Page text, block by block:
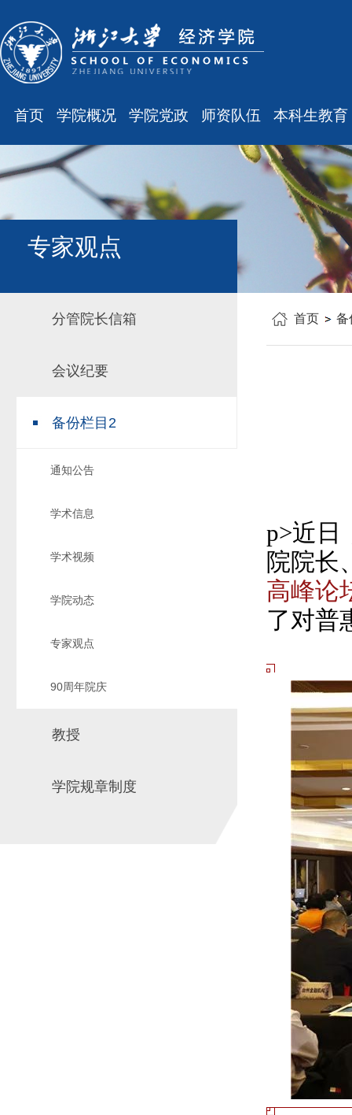
首页 学院概况
学院简介
现任领导
组织结构
学科设置
学院党政
会议通知
会议纪要
工会之声
师资队伍
最新消息
职称晋升
人事培训
博士后管理
本科生教育
最新消息
规章制度
课表、校历
主修专业确认
学籍管理
教学与教务
毕业论文
科研训练
专家观点
分管院长信箱
会议纪要
备份栏目2
通知公告
学术信息
学术视频
学院动态
专家观点
90周年院庆
教授
学院规章制度
首页 备
p>近日
院院长
高峰论
了对普